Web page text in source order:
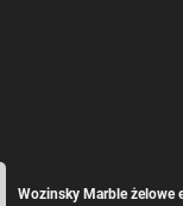
Wozinsky Marble żelowe